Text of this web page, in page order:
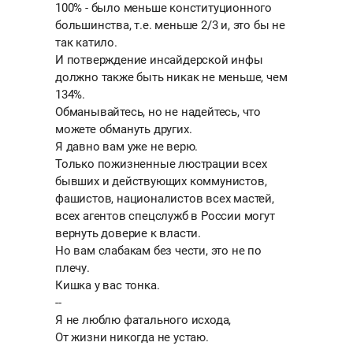
100% - было меньше конституционного
большинства, т.е. меньше 2/3 и, это бы не
так катило.
И потверждение инсайдерской инфы
должно также быть никак не меньше, чем
134%.
Обманывайтесь, но не надейтесь, что
можете обмануть других.
Я давно вам уже не верю.
Только пожизненные люстрации всех
бывших и действующих коммунистов,
фашистов, националистов всех мастей,
всех агентов спецслужб в России могут
вернуть доверие к власти.
Но вам слабакам без чести, это не по
плечу.
Кишка у вас тонка.
--
Я не люблю фатального исхода,
От жизни никогда не устаю.